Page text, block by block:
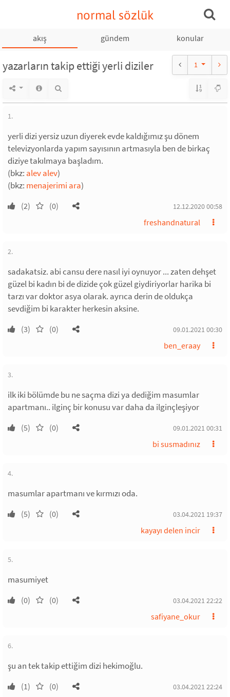
normal sözlük
akış gündem konular
yazarların takip ettiği yerli diziler 1
1.
yerli dizi yersiz uzun diyerek evde kaldığımız şu dönem
televizyonlarda yapım sayısının artmasıyla ben de birkaç
diziye takılmaya başladım.
(bkz: alev alev)
(bkz: menajerimi ara)
(2) (0) 12.12.2020 00:58
freshandnatural
2.
sadakatsiz. abi cansu dere nasıl iyi oynuyor ... zaten dehşet
güzel bi kadın bi de dizide çok güzel giydiriyorlar harika bi
tarzı var doktor asya olarak. ayrıca derin de oldukça
sevdiğim bi karakter herkesin aksine.
(3) (0) 09.01.2021 00:30
ben_eraay
3.
ilk iki bölümde bu ne saçma dizi ya dediğim masumlar
apartmanı.. ilginç bir konusu var daha da ilginçleşiyor
(5) (0) 09.01.2021 00:31
bi susmadınız
4.
masumlar apartmanı ve kırmızı oda.
(5) (0) 03.04.2021 19:37
kayayı delen incir
5.
masumiyet
(0) (0) 03.04.2021 22:22
safiyane_okur
6.
şu an tek takip ettiğim dizi hekimoğlu.
(1) (0) 03.04.2021 22:24